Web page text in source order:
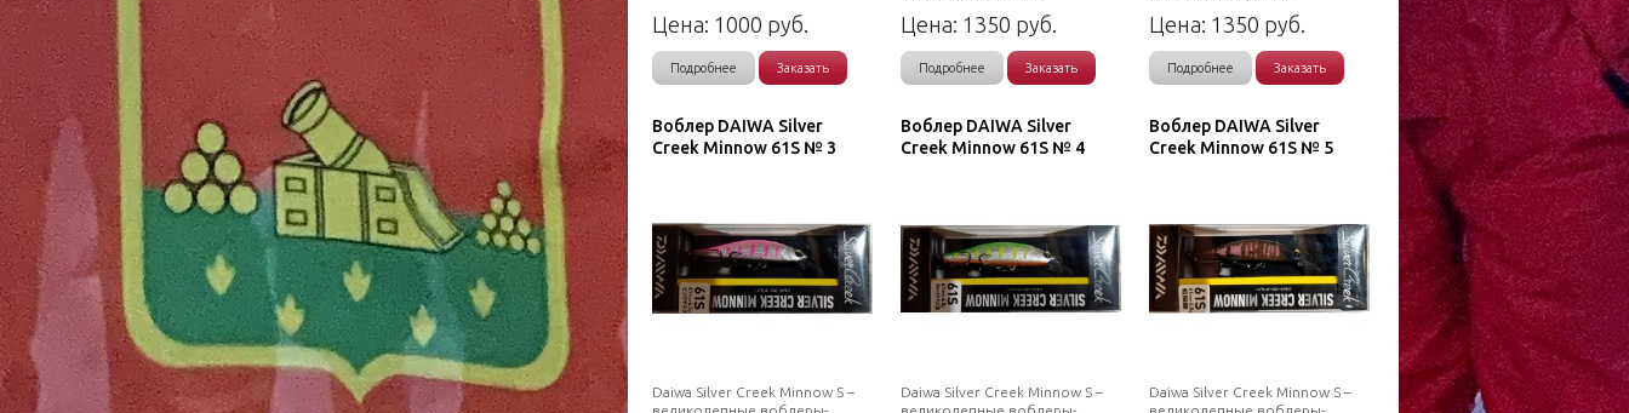
Цена: 1000 руб.
Подробнее Заказать
Цена: 1350 руб.
Подробнее Заказать
Цена: 1350 руб.
Подробнее Заказать
Воблер DAIWA Silver
Creek Minnow 61S № 3
Daiwa Silver Creek Minnow S –
великолепные воблеры-
Воблер DAIWA Silver
Creek Minnow 61S № 4
Daiwa Silver Creek Minnow S –
великолепные воблеры-
Воблер DAIWA Silver
Creek Minnow 61S № 5
Daiwa Silver Creek Minnow S –
великолепные воблеры-